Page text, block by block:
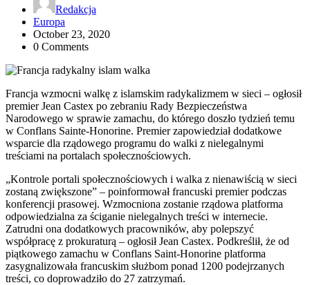
Redakcja
Europa
October 23, 2020
0 Comments
Francja wzmocni walkę z islamskim radykalizmem w sieci – ogłosił
premier Jean Castex po zebraniu Rady Bezpieczeństwa
Narodowego w sprawie zamachu, do którego doszło tydzień temu
w Conflans Sainte-Honorine. Premier zapowiedział dodatkowe
wsparcie dla rządowego programu do walki z nielegalnymi
treściami na portalach społecznościowych.
„Kontrole portali społecznościowych i walka z nienawiścią w sieci
zostaną zwiększone” – poinformował francuski premier podczas
konferencji prasowej. Wzmocniona zostanie rządowa platforma
odpowiedzialna za ściganie nielegalnych treści w internecie.
Zatrudni ona dodatkowych pracowników, aby polepszyć
współpracę z prokuraturą – ogłosił Jean Castex. Podkreślił, że od
piątkowego zamachu w Conflans Saint-Honorine platforma
zasygnalizowała francuskim służbom ponad 1200 podejrzanych
treści, co doprowadziło do 27 zatrzymań.